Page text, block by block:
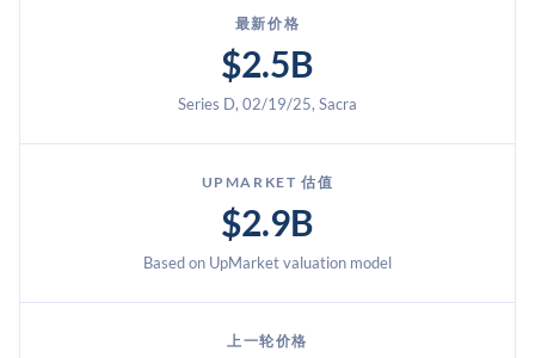
为23亿美元。Lambda已聘请摩根士丹利、摩根大通和花旗
为其IPO做准备，最早可能于2026年上半年上市
最新价格
$2.5B
Series D, 02/19/25, Sacra
UPMARKET 估值
$2.9B
Based on UpMarket valuation model
上一轮价格